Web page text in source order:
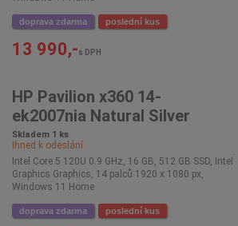
doprava zdarma poslední kus
13 990,-s DPH
HP Pavilion x360 14-
ek2007nia Natural Silver
Skladem 1 ks
Ihned k odeslání
Intel Core 5 120U 0.9 GHz, 16 GB, 512 GB SSD, Intel
Graphics Graphics, 14 palců 1920 x 1080 px,
Windows 11 Home
doprava zdarma poslední kus